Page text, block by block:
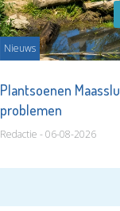
Nieuws
Plantsoenen
problemen
Redactie - 06-08-2026